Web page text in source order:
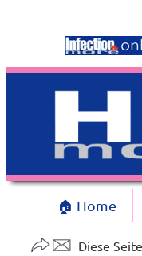
🏠 Home
Diese